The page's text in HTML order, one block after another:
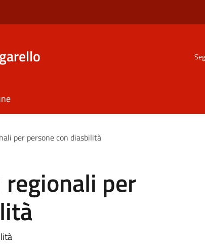
per persone con diasbilità
per